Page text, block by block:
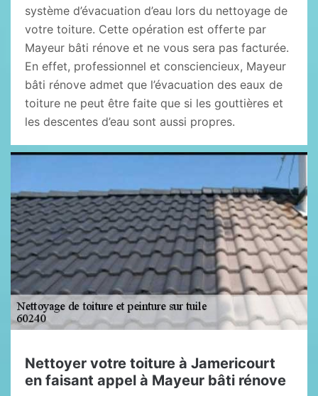
système d’évacuation d’eau lors du nettoyage de
votre toiture. Cette opération est offerte par
Mayeur bâti rénove et ne vous sera pas facturée.
En effet, professionnel et consciencieux, Mayeur
bâti rénove admet que l’évacuation des eaux de
toiture ne peut être faite que si les gouttières et
les descentes d’eau sont aussi propres.
Nettoyer votre toiture à Jamericourt
en faisant appel à Mayeur bâti rénove